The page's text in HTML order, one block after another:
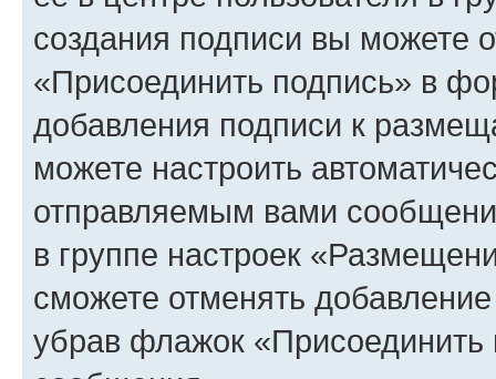
создания подписи вы можете
«Присоединить подпись» в
добавления подписи к
можете настроить
отправляемым вами
в группе настроек
сможете отменять
убрав флажок